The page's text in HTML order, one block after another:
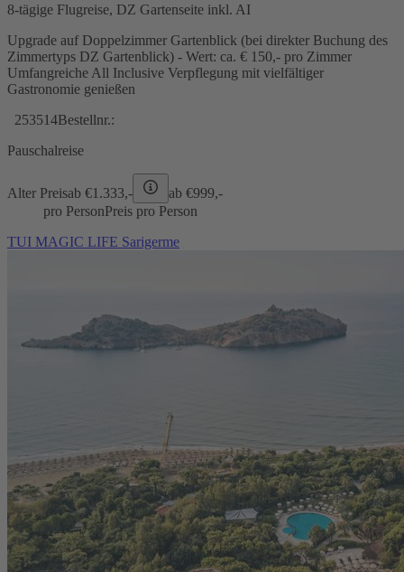
8-tägige Flugreise, DZ Gartenseite inkl. AI
Upgrade auf Doppelzimmer Gartenblick (bei direkter Buchung des
Zimmertyps DZ Gartenblick) - Wert: ca. € 150,- pro Zimmer
Umfangreiche All Inclusive Verpflegung mit vielfältiger
Gastronomie genießen
253514Bestellnr.:
Pauschalreise
Alter Preisab €1.333,- ab €999,-
pro PersonPreis pro Person
TUI MAGIC LIFE Sarigerme